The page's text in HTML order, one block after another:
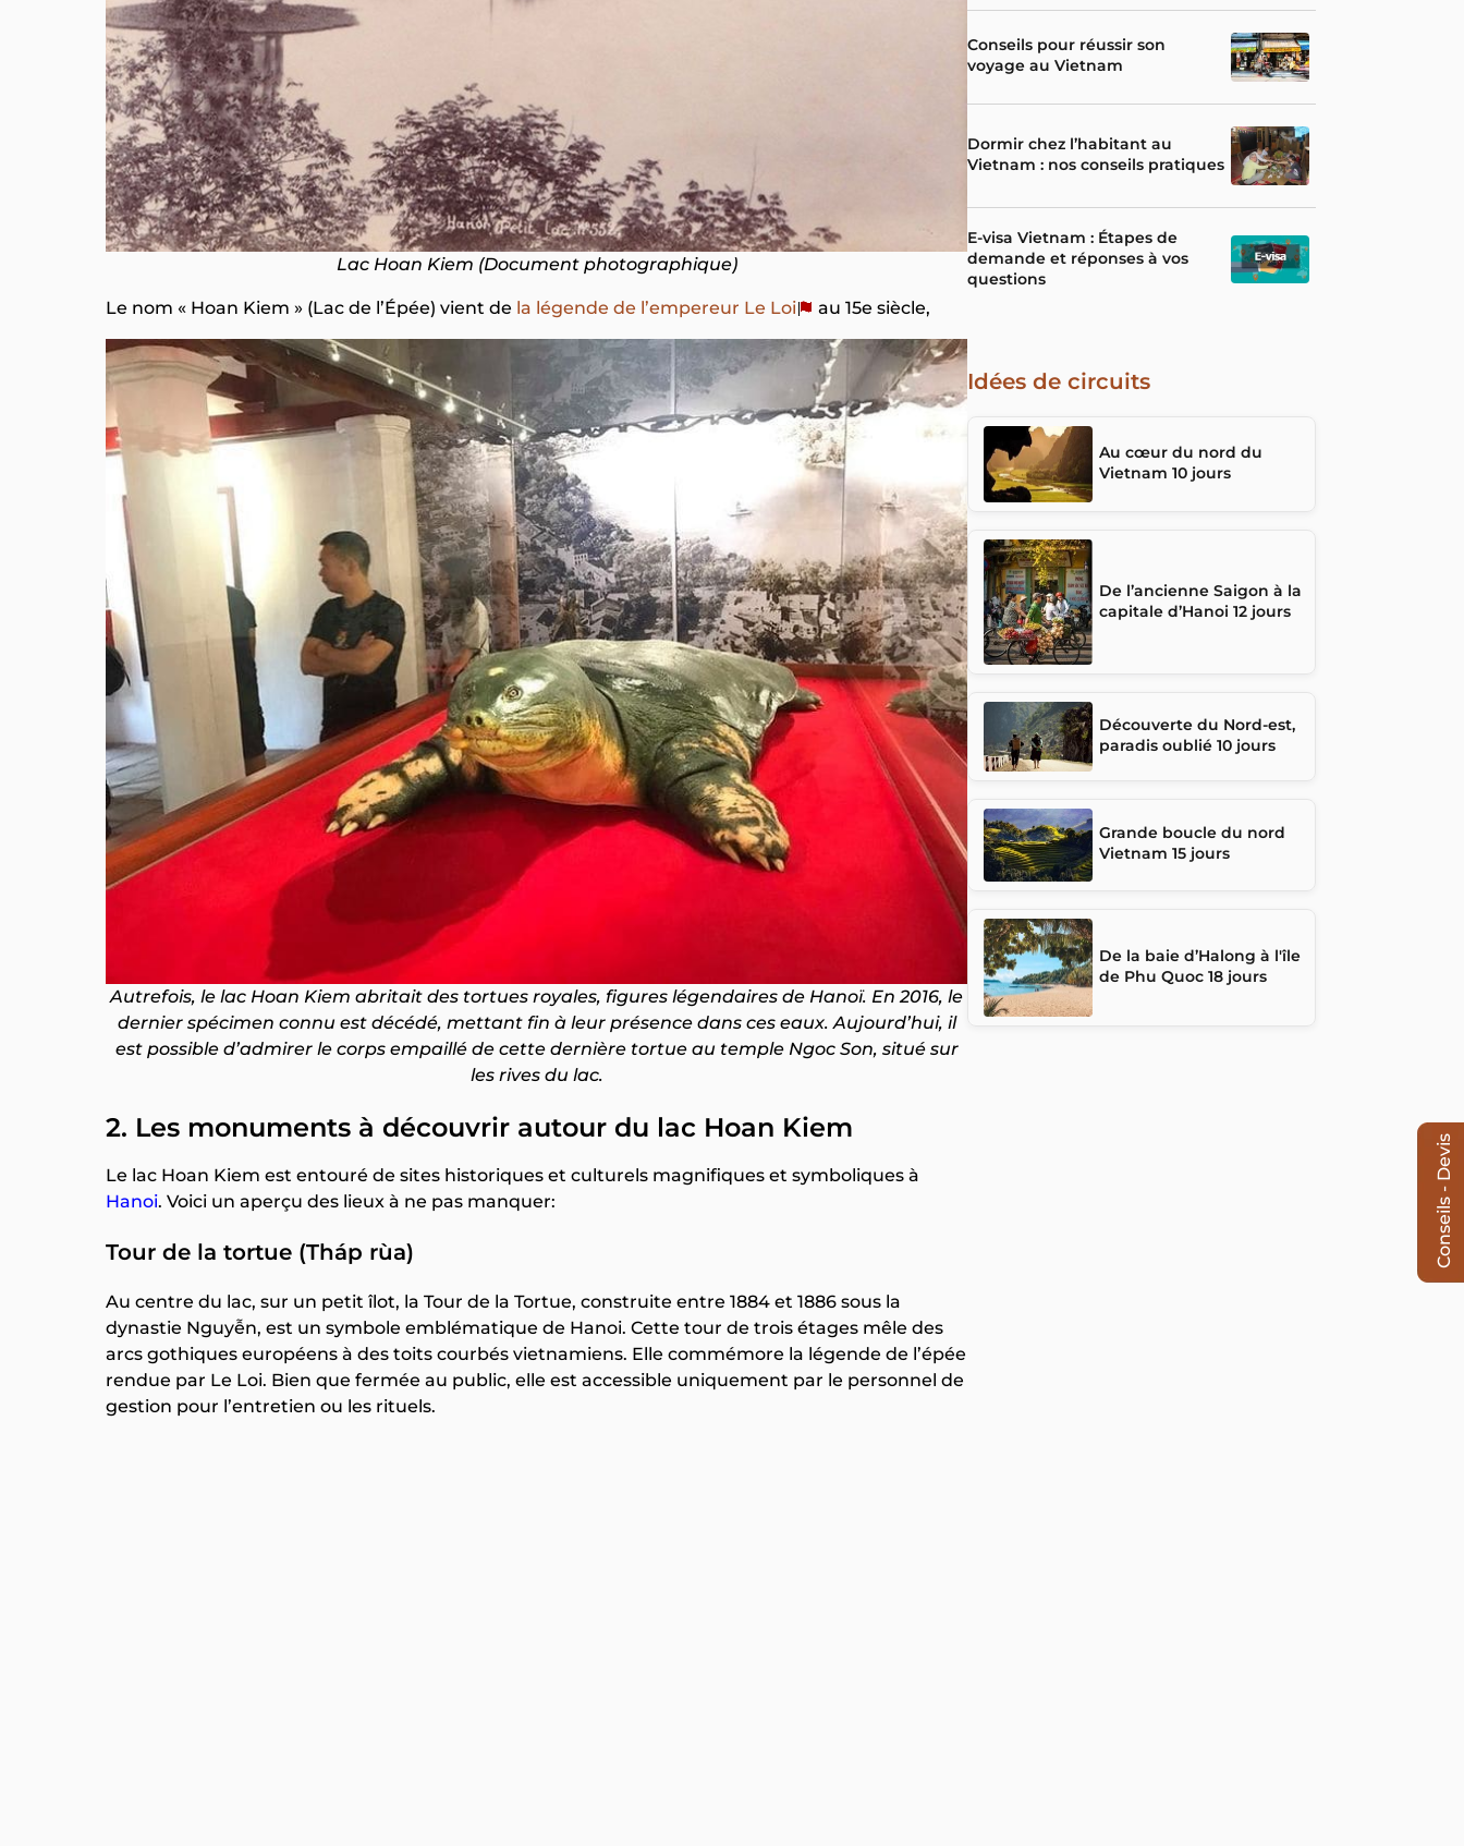
Lac Hoan Kiem (Document photographique)
Le nom « Hoan Kiem » (Lac de l’Épée) vient de la légende de l’empereur Le Loi au 15e siècle,
Autrefois, le lac Hoan Kiem abritait des tortues royales, figures légendaires de Hanoï. En 2016, le
dernier spécimen connu est décédé, mettant fin à leur présence dans ces eaux. Aujourd’hui, il
est possible d’admirer le corps empaillé de cette dernière tortue au temple Ngoc Son, situé sur
les rives du lac.
2. Les monuments à découvrir autour du lac Hoan Kiem
Le lac Hoan Kiem est entouré de sites historiques et culturels magnifiques et symboliques à
Hanoi. Voici un aperçu des lieux à ne pas manquer:
Tour de la tortue (Tháp rùa)
Au centre du lac, sur un petit îlot, la Tour de la Tortue, construite entre 1884 et 1886 sous la
dynastie Nguyễn, est un symbole emblématique de Hanoi. Cette tour de trois étages mêle des
arcs gothiques européens à des toits courbés vietnamiens. Elle commémore la légende de l’épée
rendue par Le Loi. Bien que fermée au public, elle est accessible uniquement par le personnel de
gestion pour l’entretien ou les rituels.
Conseils pour réussir son
voyage au Vietnam
Dormir chez l’habitant au
Vietnam : nos conseils pratiques
E-visa Vietnam : Étapes de
demande et réponses à vos
questions
Idées de circuits
Au cœur du nord du
Vietnam 10 jours
De l’ancienne Saigon à la
capitale d’Hanoi 12 jours
Découverte du Nord-est,
paradis oublié 10 jours
Grande boucle du nord
Vietnam 15 jours
De la baie d’Halong à l'île
de Phu Quoc 18 jours
Conseils - Devis